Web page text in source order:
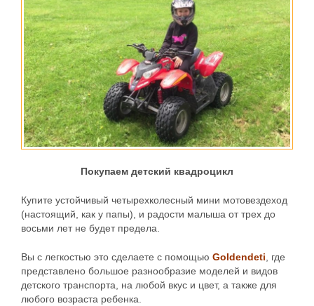
Покупаем детский квадроцикл
Купите устойчивый четырехколесный мини мотовездеход
(настоящий, как у папы), и радости малыша от трех до
восьми лет не будет предела.
Вы с легкостью это сделаете с помощью Goldendeti , где
представлено большое разнообразие моделей и видов
детского транспорта, на любой вкус и цвет, а также для
любого возраста ребенка.